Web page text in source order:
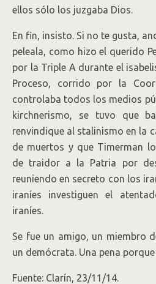
ellos sólo los juzgaba Dios.
En fin, insisto. Si no te gusta,
peleala, como hizo el querido
por la Triple A durante el
Proceso, corrido por la
controlaba todos los medios
kirchnerismo, se tuvo que
renvindique al stalinismo en la
de muertos y que Timerman
de traidor a la Patria por
reuniendo en secreto con los
iraníes investiguen el
iraníes.
Se fue un amigo, un miembro
un demócrata. Una pena
Fuente: Clarín, 23/11/14.